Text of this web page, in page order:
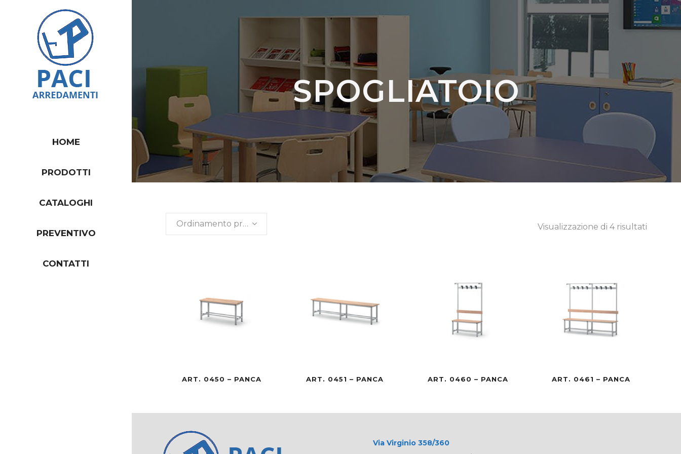
HOME
PRODOTTI
CATALOGHI
PREVENTIVO
CONTATTI
SPOGLIATOIO
Visualizzazione di 4 risultati
Ordinamento predefinito
ART. 0450 – PANCA ART. 0451 – PANCA ART. 0460 – PANCA ART. 0461 – PANCA
Via Virginio 358/360